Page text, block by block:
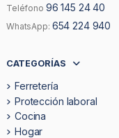
Teléfono 96 145 24 40
WhatsApp: 654 224 940
CATEGORÍAS
Ferretería
Protección laboral
Cocina
Hogar